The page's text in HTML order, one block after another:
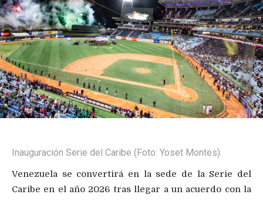
Inauguración Serie del Caribe (Foto: Yoset Montes)
Venezuela se convertirá en la sede de la Serie del
Caribe en el año 2026 tras llegar a un acuerdo con la